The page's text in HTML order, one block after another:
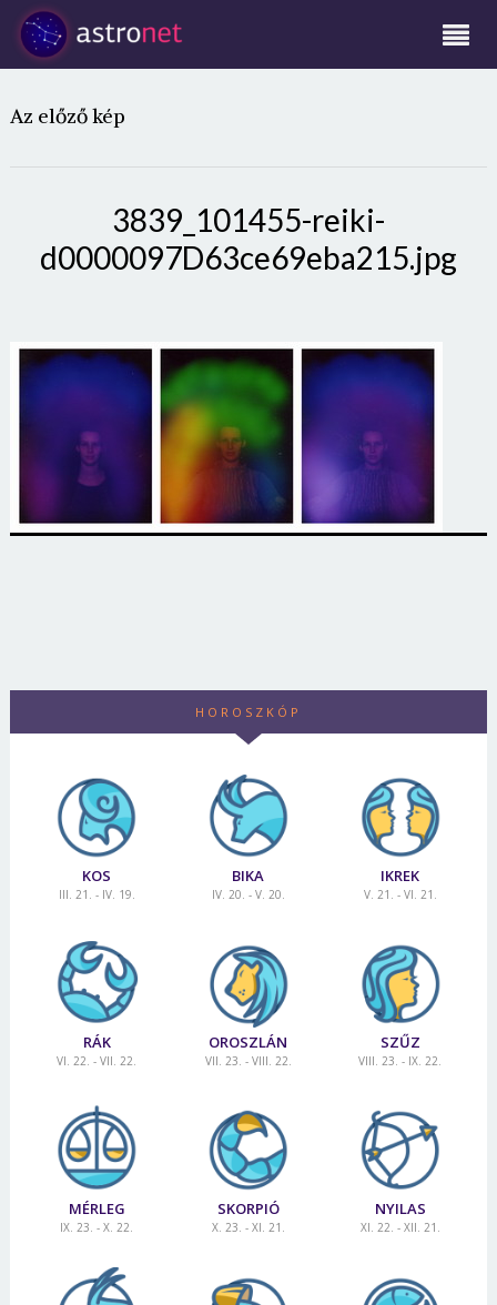
Az előző kép
3839_101455-reiki-
d0000097D63ce69eba215.jpg
HOROSZKÓP
KOS
III. 21. - IV. 19.
BIKA
IV. 20. - V. 20.
IKREK
V. 21. - VI. 21.
RÁK
VI. 22. - VII. 22.
OROSZLÁN
VII. 23. - VIII. 22.
SZŰZ
VIII. 23. - IX. 22.
MÉRLEG
IX. 23. - X. 22.
SKORPIÓ
X. 23. - XI. 21.
NYILAS
XI. 22. - XII. 21.